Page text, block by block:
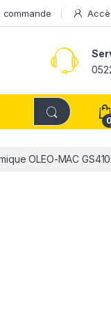
commande
0
OLEO-MAC